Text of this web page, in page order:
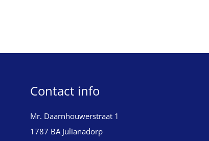
Contact info
Mr. Daarnhouwerstraat 1
1787 BA Julianadorp